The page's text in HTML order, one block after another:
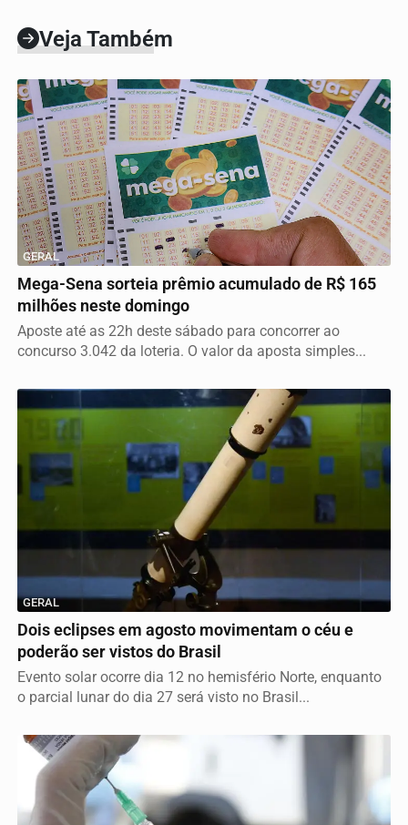
Veja Também
GERAL
Mega-Sena sorteia prêmio acumulado de R$ 165
milhões neste domingo
Aposte até as 22h deste sábado para concorrer ao
concurso 3.042 da loteria. O valor da aposta simples...
GERAL
Dois eclipses em agosto movimentam o céu e
poderão ser vistos do Brasil
Evento solar ocorre dia 12 no hemisfério Norte, enquanto
o parcial lunar do dia 27 será visto no Brasil...